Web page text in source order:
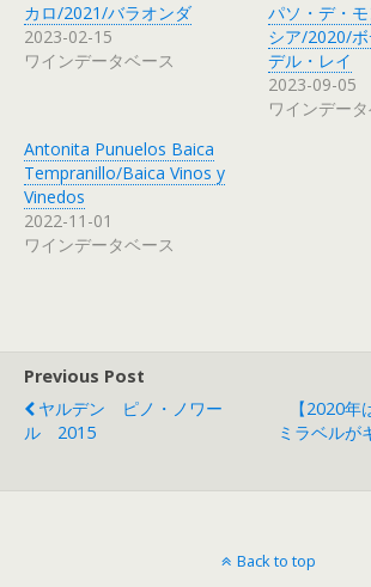
カロ/2021/バラオンダ
2023-02-15
ワインデータベース
パソ・デ・
シア/2020/ボ
デル・レイ
2023-09-05
ワインデー
Antonita Punuelos Baica
Tempranillo/Baica Vinos y
Vinedos
2022-11-01
ワインデータベース
Previous Post
ヤルデン ピノ・ノワー
ル 2015
【2020
ミラベルが
Back to top